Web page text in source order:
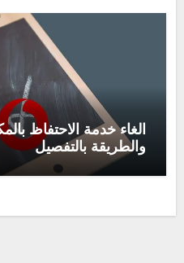
الغاء خدمة الاحتفاظ
والطريقة بالتفصيل